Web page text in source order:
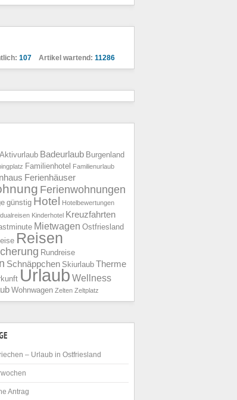
107Artikel wartend: 11286
Aktivurlaub Badeurlaub Burgenland
Familienhotel Familienurlaub
Ferienhäuser
Ferienwohnungen
günstig Hotel Hotelbewertungen
Kinderhotel Kreuzfahrten
Mietwagen Ostfriesland
Reisen
Rundreise
Schnäppchen Skiurlaub Therme
Urlaub Wellness
Wohnwagen Zelten Zeltplatz
– Urlaub in Ostfriesland
Antrag